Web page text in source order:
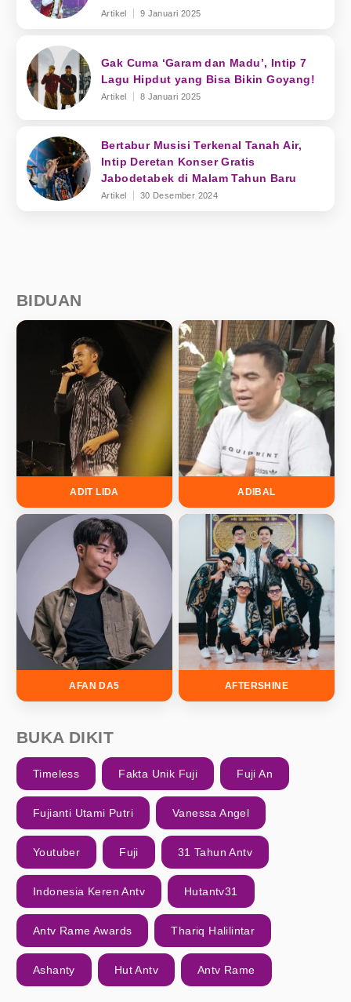
Artikel 9 Januari 2025
Gak Cuma ‘Garam dan Madu’, Intip 7
Lagu Hipdut yang Bisa Bikin Goyang!
Artikel 8 Januari 2025
Bertabur Musisi Terkenal Tanah Air,
Intip Deretan Konser Gratis
Jabodetabek di Malam Tahun Baru
Artikel 30 Desember 2024
BIDUAN
ADIT LIDA ADIBAL
AFAN DA5 AFTERSHINE
BUKA DIKIT
Timeless Fakta Unik Fuji Fuji An
Fujianti Utami Putri Vanessa Angel
Youtuber Fuji 31 Tahun Antv
Indonesia Keren Antv Hutantv31
Antv Rame Awards Thariq Halilintar
Ashanty Hut Antv Antv Rame